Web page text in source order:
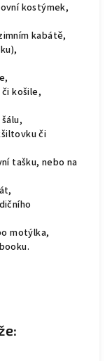
kostýmek,
kabátě,
košile,
či
tašku, nebo na
motýlka,